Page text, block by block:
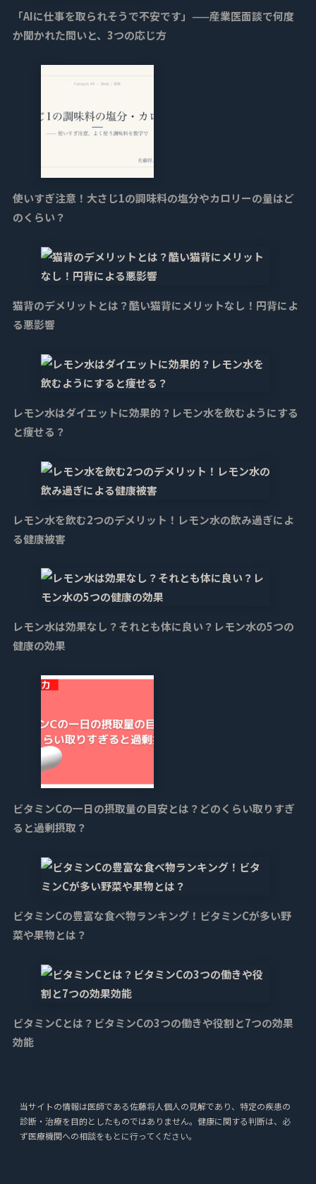
「AIに仕事を取られそうで不安です」——産業医面談で何度
か聞かれた問いと、3つの応じ方
使いすぎ注意！大さじ1の調味料の塩分やカロリーの量はど
のくらい？
猫背のデメリットとは？酷い猫背にメリットなし！円背によ
る悪影響
レモン水はダイエットに効果的？レモン水を飲むようにする
と痩せる？
レモン水を飲む2つのデメリット！レモン水の飲み過ぎによ
る健康被害
レモン水は効果なし？それとも体に良い？レモン水の5つの
健康の効果
ビタミンCの一日の摂取量の目安とは？どのくらい取りすぎ
ると過剰摂取？
ビタミンCの豊富な食べ物ランキング！ビタミンCが多い野
菜や果物とは？
ビタミンCとは？ビタミンCの3つの働きや役割と7つの効果
効能
当サイトの情報は医師である佐藤将人個人の見解であり、特定の疾患の
診断・治療を目的としたものではありません。健康に関する判断は、必
ず医療機関への相談をもとに行ってください。